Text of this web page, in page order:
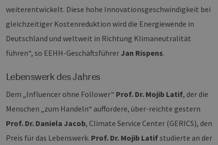
weiterentwickelt. Diese hohe Innovationsgeschwindigkeit bei
gleichzeitiger Kostenreduktion wird die Energiewende in
Deutschland und weltweit in Richtung Klimaneutralität
führen“, so EEHH-Geschäftsführer Jan Rispens.
Lebenswerk des Jahres
Dem „Influencer ohne Follower“ Prof. Dr. Mojib Latif, der die
Menschen „zum Handeln“ auffordere, über-reichte gestern
Prof. Dr. Daniela Jacob, Climate Service Center (GERICS), den
Preis für das Lebenswerk. Prof. Dr. Mojib Latifstudierte an der